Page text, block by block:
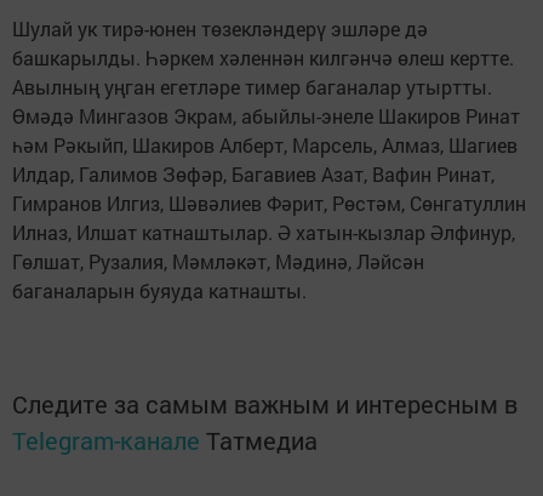
Шулай ук тирә-юнен төзекләндерү эшләре дә
башкарылды. Һәркем хәленнән килгәнчә өлеш кертте.
Авылның уңган егетләре тимер баганалар утыртты.
Өмәдә Мингазов Экрам, абыйлы-энеле Шакиров Ринат
һәм Рәкыйп, Шакиров Алберт, Марсель, Алмаз, Шагиев
Илдар, Галимов Зөфәр, Багавиев Азат, Вафин Ринат,
Гимранов Илгиз, Шәвәлиев Фәрит, Рөстәм, Сөнгатуллин
Илназ, Илшат катнаштылар. Ә хатын-кызлар Әлфинур,
Гөлшат, Рузалия, Мәмләкәт, Мәдинә, Ләйсән
баганаларын буяуда катнашты.
Следите за самым важным и интересным в
Telegram-канале Татмедиа